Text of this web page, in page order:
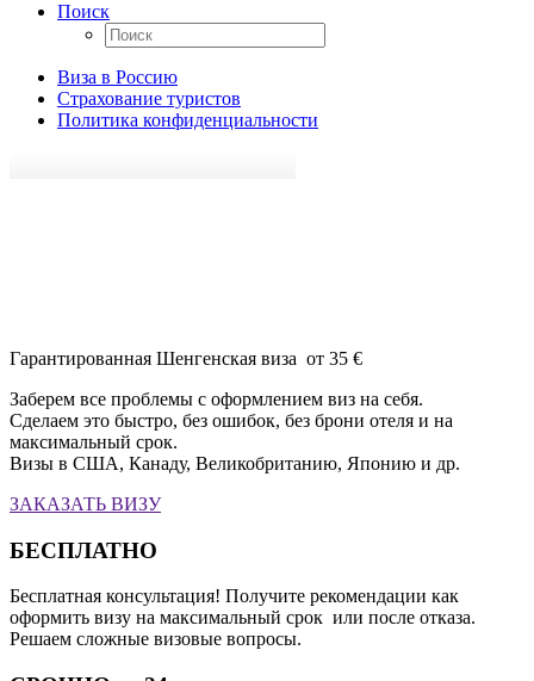
Поиск
Виза в Россию
Страхование туристов
Политика конфиденциальности
Гарантированная Шенгенская виза от 35 €
Заберем все проблемы с оформлением виз на себя.
Сделаем это быстро, без ошибок, без брони отеля и на
максимальный срок.
Визы в США, Канаду, Великобританию, Японию и др.
ЗАКАЗАТЬ ВИЗУ
БЕСПЛАТНО
Бесплатная консультация! Получите рекомендации как
оформить визу на максимальный срок или после отказа.
Решаем сложные визовые вопросы.